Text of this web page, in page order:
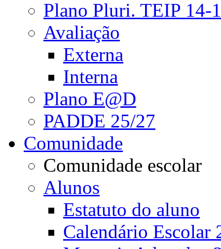
Plano Pluri. TEIP 14-
Avaliação
Externa
Interna
Plano E@D
PADDE 25/27
Comunidade
Comunidade escolar
Alunos
Estatuto do aluno
Calendário Escolar